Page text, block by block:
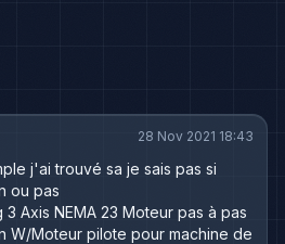
28 Nov 2021 18:43
j'ai trouvé sa je sais pas si
ou pas
3 Axis NEMA 23 Moteur pas à pas
W/Moteur pilote pour machine de